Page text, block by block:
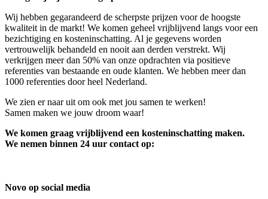
Wij hebben gegarandeerd de scherpste prijzen voor de hoogste
kwaliteit in de markt! We komen geheel vrijblijvend langs voor een
bezichtiging en kosteninschatting. Al je gegevens worden
vertrouwelijk behandeld en nooit aan derden verstrekt. Wij
verkrijgen meer dan 50% van onze opdrachten via positieve
referenties van bestaande en oude klanten. We hebben meer dan
1000 referenties door heel Nederland.
We zien er naar uit om ook met jou samen te werken!
Samen maken we jouw droom waar!
We komen graag vrijblijvend een kosteninschatting maken.
We nemen binnen 24 uur contact op:
Novo op social media